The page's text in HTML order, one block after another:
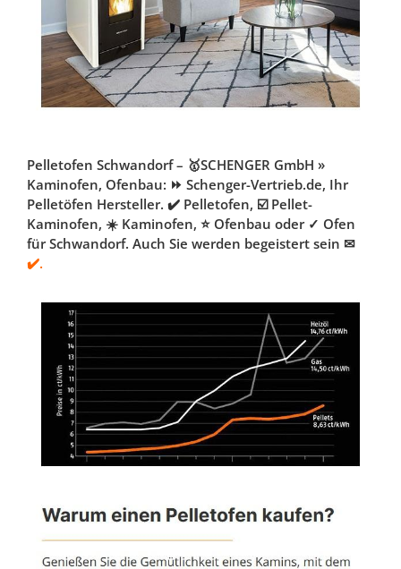
Pelletofen Schwandorf – 🥇SCHENGER GmbH »
Kaminofen, Ofenbau: ⏩ Schenger-Vertrieb.de, Ihr
Pelletöfen Hersteller. ✔️ Pelletofen, ☑️ Pellet-
Kaminofen, ☀️ Kaminofen, ⭐ Ofenbau oder ✓ Ofen
für Schwandorf. Auch Sie werden begeistert sein ✉
✔️.